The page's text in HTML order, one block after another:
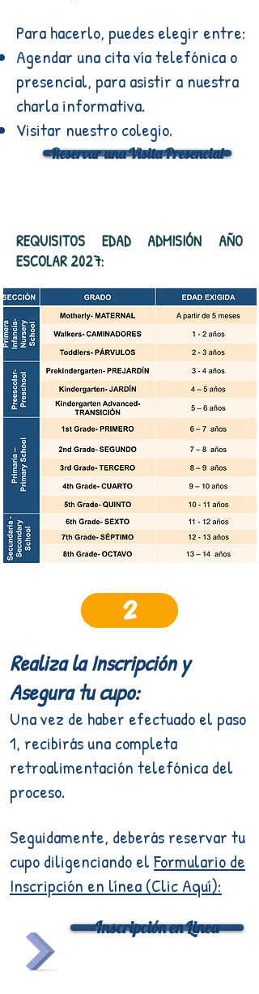
Para hacerlo, puedes elegir entre:
Agendar una cita vía telefónica o
presencial, para asistir a nuestra
charla informativa.
Visitar nuestro colegio.
Reservar una Visita Presencial
REQUISITOS EDAD ADMISIÓN AÑO
ESCOLAR 2027:
2
Realiza la Inscripción y
Asegura tu cupo:
Una vez de haber efectuado el paso
1, recibirás una completa
retroalimentación telefónica del
proceso.
Seguidamente, deberás reservar tu
cupo diligenciando el Formulario de
Inscripción en línea (Clic Aquí):
Inscripción en Linea